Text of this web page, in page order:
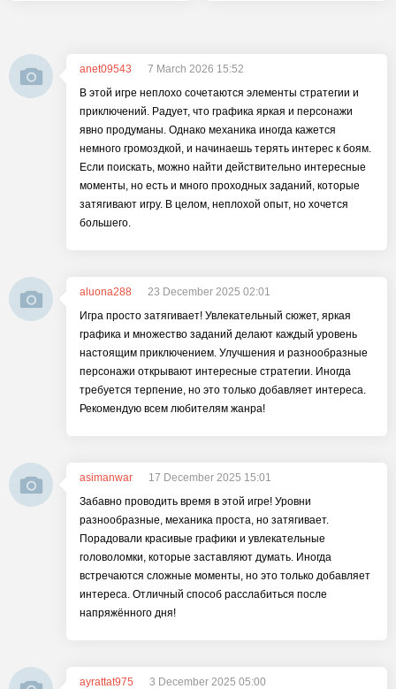
anet09543
7 March 2026 15:52
В этой игре неплохо сочетаются элементы стратегии и
приключений. Радует, что графика яркая и персонажи
явно продуманы. Однако механика иногда кажется
немного громоздкой, и начинаешь терять интерес к боям.
Если поискать, можно найти действительно интересные
моменты, но есть и много проходных заданий, которые
затягивают игру. В целом, неплохой опыт, но хочется
большего.
aluona288
23 December 2025 02:01
Игра просто затягивает! Увлекательный сюжет, яркая
графика и множество заданий делают каждый уровень
настоящим приключением. Улучшения и разнообразные
персонажи открывают интересные стратегии. Иногда
требуется терпение, но это только добавляет интереса.
Рекомендую всем любителям жанра!
asimanwar
17 December 2025 15:01
Забавно проводить время в этой игре! Уровни
разнообразные, механика проста, но затягивает.
Порадовали красивые графики и увлекательные
головоломки, которые заставляют думать. Иногда
встречаются сложные моменты, но это только добавляет
интереса. Отличный способ расслабиться после
напряжённого дня!
ayrattat975
3 December 2025 05:00